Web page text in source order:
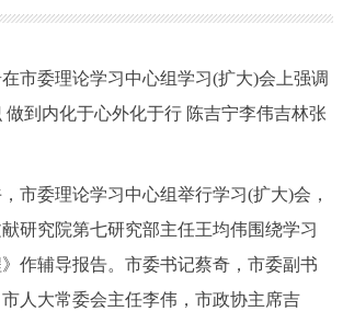
机构职能 政策服务
委理论学习中心组学习(扩大)会上强调
做到内化于心外化于行 陈吉宁李伟吉林张
委理论学习中心组举行学习(扩大)会，
研究院第七研究部主任王均伟围绕学习
》作辅导报告。市委书记蔡奇，市委副书
人大常委会主任李伟，市政协主席吉